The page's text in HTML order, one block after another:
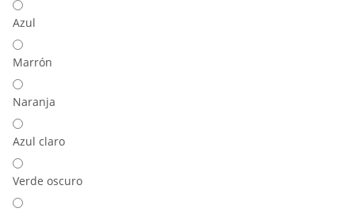
Azul
Marrón
Naranja
Azul claro
Verde oscuro